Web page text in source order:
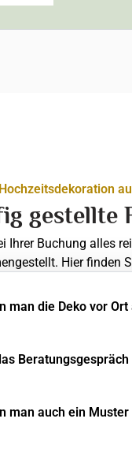
gestellte
Ihrer Buchung alles
Hier finden
man die Deko vor
man auch ein